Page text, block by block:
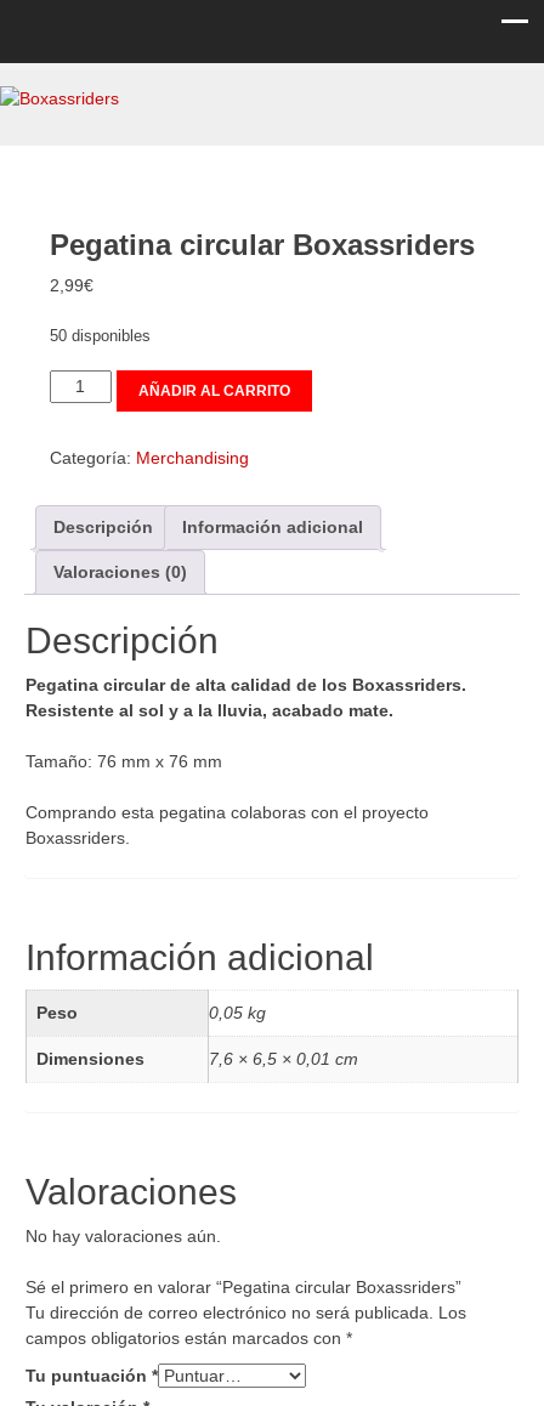
Boxassriders
Viajes, rutas y eventos moteros
Pegatina circular Boxassriders
2,99€
50 disponibles
Pegatina
circular
cantidad
AÑADIR AL CARRITO
Categoría: Merchandising
Descripción Información adicional
Valoraciones (0)
Descripción
Pegatina circular de alta calidad de los Boxassriders.
Resistente al sol y a la lluvia, acabado mate.
Tamaño: 76 mm x 76 mm
Comprando esta pegatina colaboras con el proyecto
Boxassriders.
Información adicional
Peso 0,05 kg
Dimensiones 7,6 × 6,5 × 0,01 cm
Valoraciones
No hay valoraciones aún.
Sé el primero en valorar “Pegatina circular Boxassriders”
Tu dirección de correo electrónico no será publicada.
Los
campos obligatorios están marcados con *
Tu puntuación *